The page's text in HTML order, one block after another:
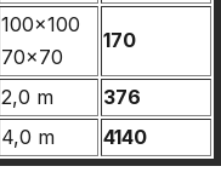
100×100
70×70
170
2,0 m
376
4,0 m 4140